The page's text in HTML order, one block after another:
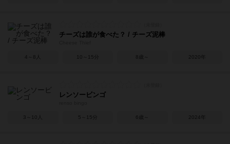
チーズは誰が食べた？ / チーズ泥棒
4～8人 10～15分 8歳～ 2020年
レンソービンゴ
3～10人 5～15分 6歳～ 2024年